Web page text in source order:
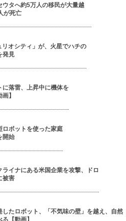
ウタへ約5万人の移民が大量越
が死亡
オシティ」が、火星でハチの
発見
に落雷、上昇中に機体を
】
ロボットを使った家庭
開始
ライナにある米国企業を攻撃、ドロ
被害
したロボット、「不気味の壁」を越え、自然
【動画】